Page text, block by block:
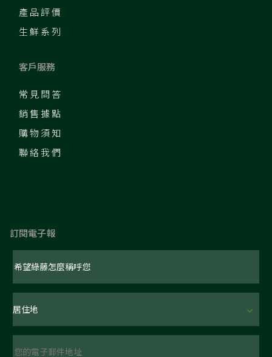
產品評價
生鮮系列
客戶服務
常見問答
銷售據點
購物須知
聯絡我們
訂閱電子報